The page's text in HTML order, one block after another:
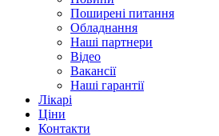
Поширені питання
Обладнання
Наші партнери
Відео
Вакансії
Наші гарантії
Лікарі
Ціни
Контакти